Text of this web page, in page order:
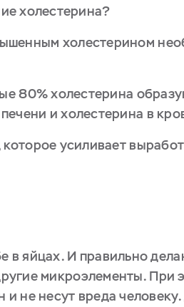
холестерина?
холестерином
80% холестерина
и холестерина в
усиливает
в яйцах. И правильно
микроэлементы.
не несут вреда